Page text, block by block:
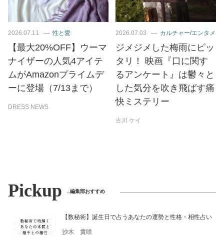
2026.07.11 性と愛
【最大20%OFF】ウーマ
ナイザーの人気4アイテ
ムがAmazonプライムデ
ーに登場（7/13まで）
DRESS NEWS
2026.07.03 カルチャー/エンタメ
ジメジメした梅雨にピッ
タリ！ 映画『口に関す
るアンケート』は鬱々と
した気分を吹き飛ばす痛
快ミステリー
古川 ケイ
Pickup 編集部おすすめ
【数秘術】誕生日で占うあなたの運勢と性格・相性占い
沙木 貴咲